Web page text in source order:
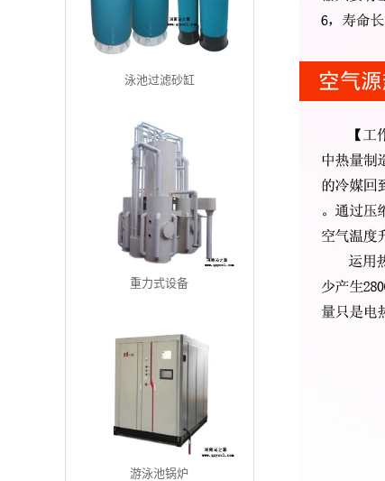
泳池过滤砂缸
重力式设备
游泳池锅炉